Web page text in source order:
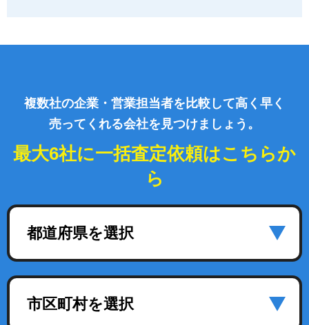
複数社の企業・営業担当者を比較して高く早く
売ってくれる会社を見つけましょう。
最大6社に一括査定依頼はこちらか
ら
都道府県を選択
市区町村を選択